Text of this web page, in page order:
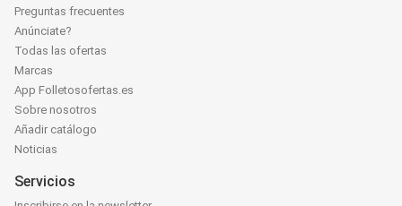
Preguntas frecuentes
Anúnciate?
Todas las ofertas
Marcas
App Folletosofertas.es
Sobre nosotros
Añadir catálogo
Noticias
Servicios